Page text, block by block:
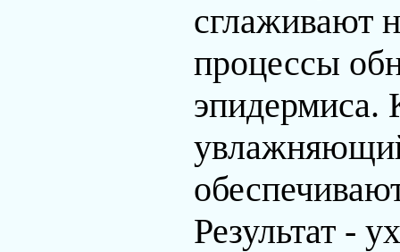
сглаживают
процессы
эпидермиса.
Результат -